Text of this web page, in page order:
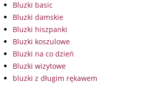
Bluzki basic
Bluzki damskie
Bluzki hiszpanki
Bluzki koszulowe
Bluzki na co dzień
Bluzki wizytowe
bluzki z długim rękawem